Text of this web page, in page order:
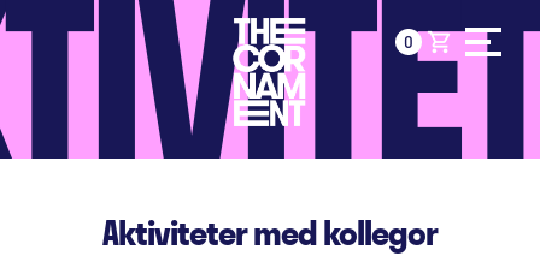
Fortsätt
0 shopping_cart
Aktiviteter med kollegor